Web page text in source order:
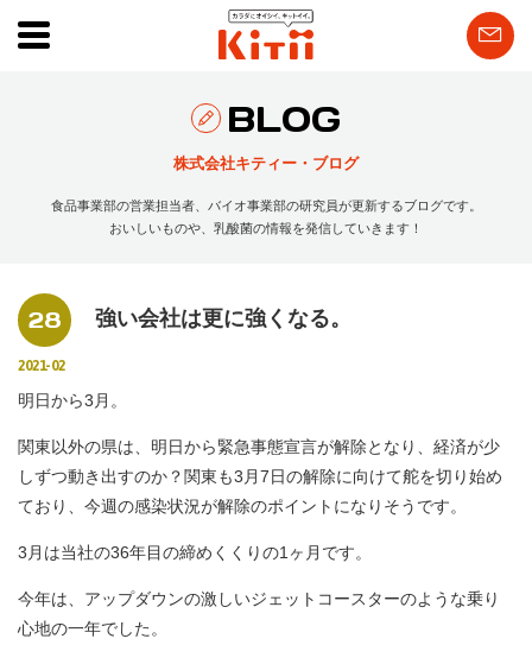
BLOG
株式会社キティー・ブログ
食品事業部の営業担当者、バイオ事業部の研究員が更新するブログです。
おいしいものや、乳酸菌の情報を発信していきます！
28
2021-02
強い会社は更に強くなる。
明日から3月。
関東以外の県は、明日から緊急事態宣言が解除となり、経済が少
しずつ動き出すのか？関東も3月7日の解除に向けて舵を切り始め
ており、今週の感染状況が解除のポイントになりそうです。
3月は当社の36年目の締めくくりの1ヶ月です。
今年は、アップダウンの激しいジェットコースターのような乗り
心地の一年でした。